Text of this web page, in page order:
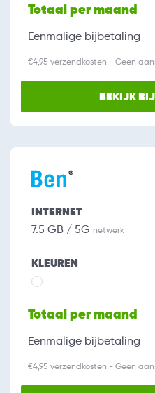
Totaal per maand
Eenmalige bijbetaling
€4,95 verzendkosten - Geen
BEKIJK
INTERNET
7.5 GB / 5G netwerk
KLEUREN
Totaal per maand
Eenmalige bijbetaling
€4,95 verzendkosten - Geen